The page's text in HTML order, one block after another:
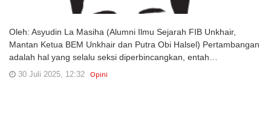
Oleh: Asyudin La Masiha (Alumni Ilmu Sejarah FIB Unkhair,
Mantan Ketua BEM Unkhair dan Putra Obi Halsel) Pertambangan
adalah hal yang selalu seksi diperbincangkan, entah…
30 Juli 2025, 12:32 Opini